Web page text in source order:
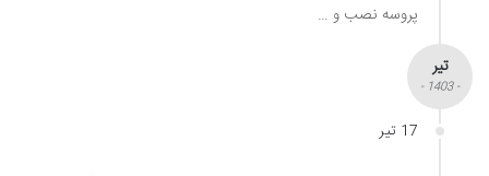
پروسه نصب و …
تیر
- 1403 -
17 تیر